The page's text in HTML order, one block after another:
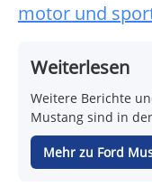
motor und
Weiterlesen
Weitere Berichte
Mustang sind in
Mehr zu Ford